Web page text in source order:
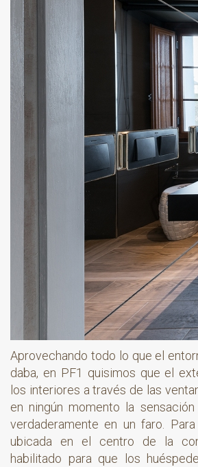
Aprovechando todo lo que el
daba, en PF1 quisimos que el
los interiores a través de las
en ningún momento la
verdaderamente en un faro. Para
ubicada en el centro de la
habilitado para que los